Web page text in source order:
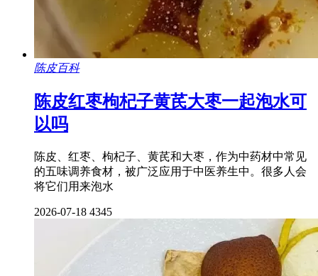
陈皮百科
陈皮红枣枸杞子黄芪大枣一起泡水可
以吗
陈皮、红枣、枸杞子、黄芪和大枣，作为中药材中常见
的五味调养食材，被广泛应用于中医养生中。很多人会
将它们用来泡水
2026-07-18 4345